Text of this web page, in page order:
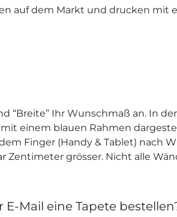
auf dem Markt und drucken mit
“Breite” Ihr Wunschmaß an. In
einem blauen Rahmen
Finger (Handy & Tablet) nach
Zentimeter grösser. Nicht alle
Mail eine Tapete